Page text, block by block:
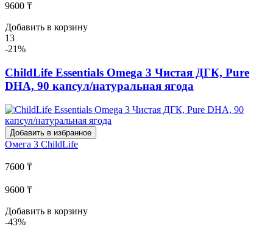
9600 ₸
Добавить в корзину
13
-21%
ChildLife Essentials Omega 3 Чистая ДГК, Pure
DHA, 90 капсул/натуральная ягода
Добавить в избранное
Омега 3 ChildLife
7600 ₸
9600 ₸
Добавить в корзину
-43%